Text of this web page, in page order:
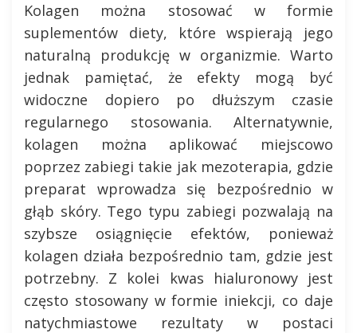
Kolagen można stosować w formie
suplementów diety, które wspierają jego
naturalną produkcję w organizmie. Warto
jednak pamiętać, że efekty mogą być
widoczne dopiero po dłuższym czasie
regularnego stosowania. Alternatywnie,
kolagen można aplikować miejscowo
poprzez zabiegi takie jak mezoterapia, gdzie
preparat wprowadza się bezpośrednio w
głąb skóry. Tego typu zabiegi pozwalają na
szybsze osiągnięcie efektów, ponieważ
kolagen działa bezpośrednio tam, gdzie jest
potrzebny. Z kolei kwas hialuronowy jest
często stosowany w formie iniekcji, co daje
natychmiastowe rezultaty w postaci